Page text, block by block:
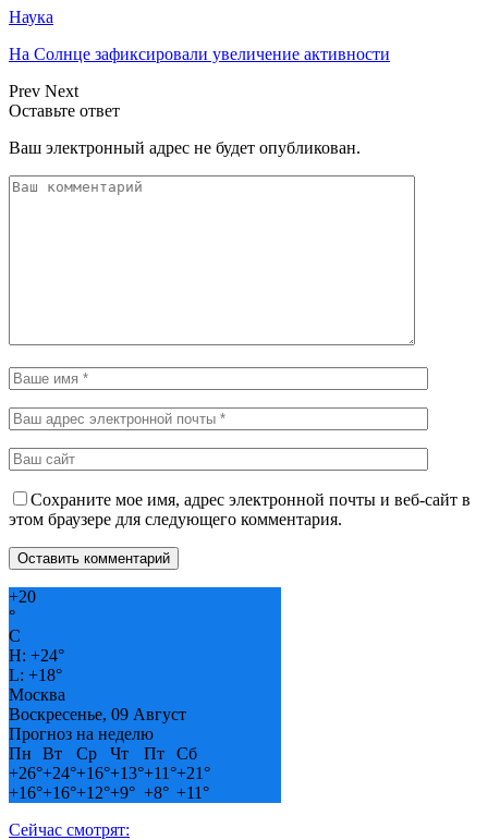
Наука
На Солнце зафиксировали увеличение активности
Prev Next
Оставьте ответ
Ваш электронный адрес не будет опубликован.
Сохраните мое имя, адрес электронной почты и веб-сайт в
этом браузере для следующего комментария.
+20
°
C
H: +24°
L: +18°
Москва
Воскресенье, 09 Август
Прогноз на неделю
Пн
Вт Ср Чт Пт
Сб
+26°+24°+16°+13°+11°+21°
+16°+16°+12°+9° +8° +11°
Сейчас смотрят: